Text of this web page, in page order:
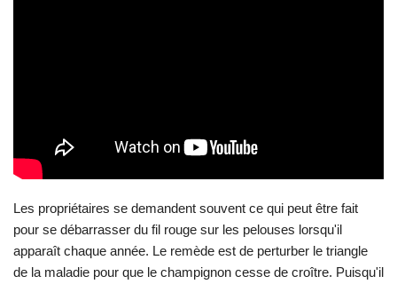
Les propriétaires se demandent souvent ce qui peut être fait
pour se débarrasser du fil rouge sur les pelouses lorsqu'il
apparaît chaque année. Le remède est de perturber le triangle
de la maladie pour que le champignon cesse de croître. Puisqu'il